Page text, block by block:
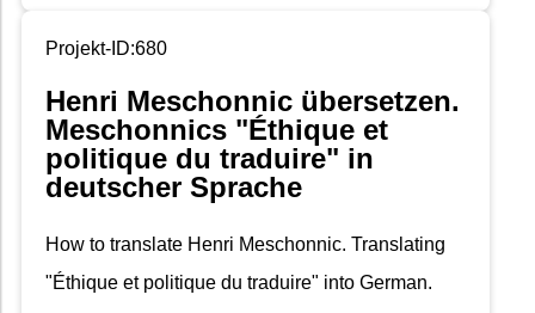
Projekt-ID:680
Henri Meschonnic übersetzen.
Meschonnics "Éthique et
politique du traduire" in
deutscher Sprache
How to translate Henri Meschonnic. Translating
"Éthique et politique du traduire" into German.